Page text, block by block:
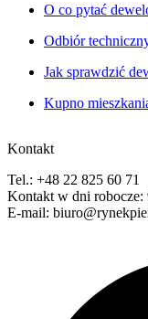
O co pytać
Odbiór
Jak sprawdzić
Kupno
Kontakt
Tel.: +48 22 825 60 71
Kontakt w dni robocze:
E-mail: